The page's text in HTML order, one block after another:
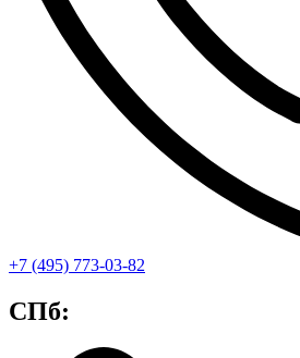
+7 (495) 773-03-82
СПб: